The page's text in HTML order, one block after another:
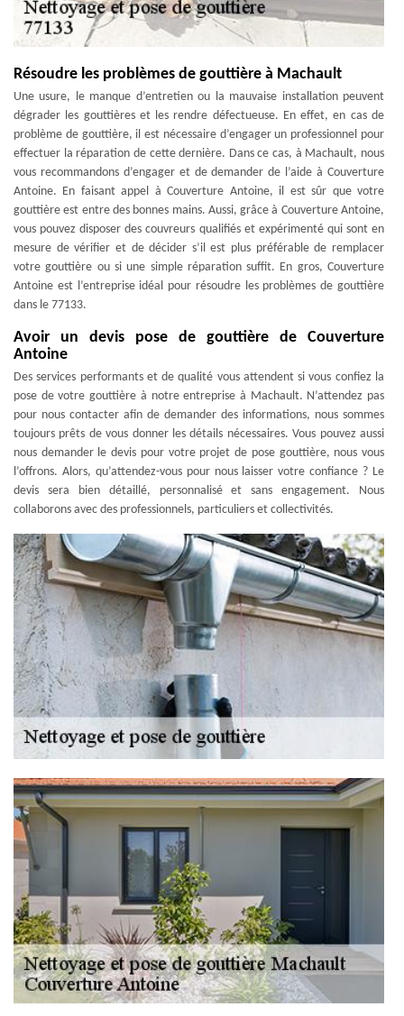
Résoudre les problèmes de gouttière à Machault
Une usure, le manque d’entretien ou la mauvaise installation peuvent
dégrader les gouttières et les rendre défectueuse. En effet, en cas de
problème de gouttière, il est nécessaire d’engager un professionnel pour
effectuer la réparation de cette dernière. Dans ce cas, à Machault, nous
vous recommandons d’engager et de demander de l’aide à Couverture
Antoine. En faisant appel à Couverture Antoine, il est sûr que votre
gouttière est entre des bonnes mains. Aussi, grâce à Couverture Antoine,
vous pouvez disposer des couvreurs qualifiés et expérimenté qui sont en
mesure de vérifier et de décider s’il est plus préférable de remplacer
votre gouttière ou si une simple réparation suffit. En gros, Couverture
Antoine est l’entreprise idéal pour résoudre les problèmes de gouttière
dans le 77133.
Avoir un devis pose de gouttière de Couverture
Antoine
Des services performants et de qualité vous attendent si vous confiez la
pose de votre gouttière à notre entreprise à Machault. N’attendez pas
pour nous contacter afin de demander des informations, nous sommes
toujours prêts de vous donner les détails nécessaires. Vous pouvez aussi
nous demander le devis pour votre projet de pose gouttière, nous vous
l’offrons. Alors, qu’attendez-vous pour nous laisser votre confiance ? Le
devis sera bien détaillé, personnalisé et sans engagement. Nous
collaborons avec des professionnels, particuliers et collectivités.